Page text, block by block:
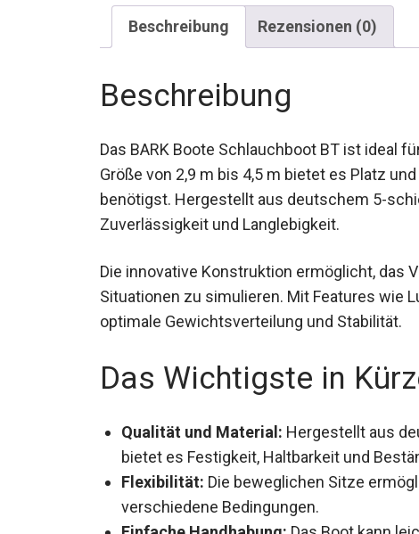
Beschreibung Rezensionen (0)
Beschreibung
Das BARK Boote Schlauchboot BT ist ideal
Größe von 2,9 m bis 4,5 m bietet es Platz
benötigst. Hergestellt aus deutschem 5-
Zuverlässigkeit und Langlebigkeit.
Die innovative Konstruktion ermöglicht, das
Situationen zu simulieren. Mit Features wie
du optimale Gewichtsverteilung und Stabilität.
Das Wichtigste in
Qualität und Material: Hergestellt aus
PVC, bietet es Festigkeit, Haltbarkeit und
Sonnenstrahlen.
Flexibilität:
Die beweglichen Sitze
verschiedene Bedingungen.